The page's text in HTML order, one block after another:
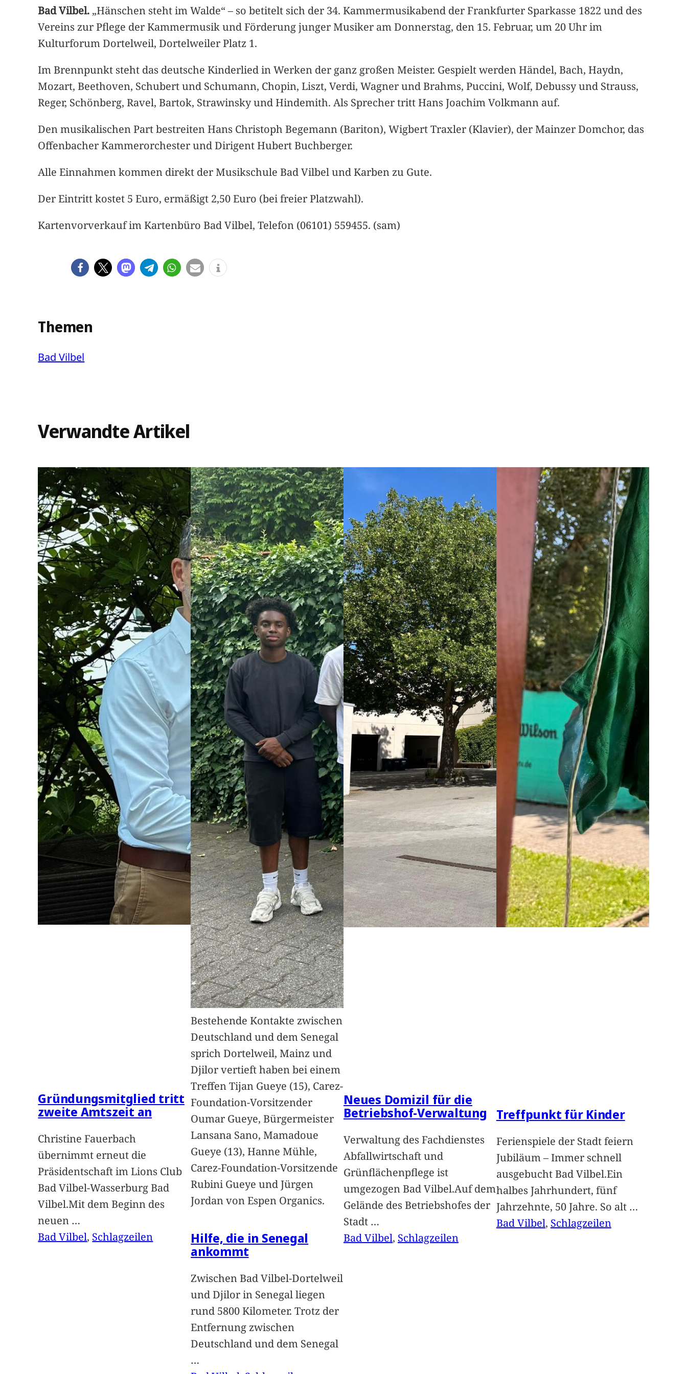
Bad Vilbel. „Hänschen steht im Walde“ – so betitelt sich der 34. Kammermusikabend der Frankfurter Sparkasse 1822 und des
Vereins zur Pflege der Kammermusik und Förderung junger Musiker am Donnerstag, den 15. Februar, um 20 Uhr im
Kulturforum Dortelweil, Dortelweiler Platz 1.
Im Brennpunkt steht das deutsche Kinderlied in Werken der ganz großen Meister. Gespielt werden Händel, Bach, Haydn,
Mozart, Beethoven, Schubert und Schumann, Chopin, Liszt, Verdi, Wagner und Brahms, Puccini, Wolf, Debussy und Strauss,
Reger, Schönberg, Ravel, Bartok, Strawinsky und Hindemith. Als Sprecher tritt Hans Joachim Volkmann auf.
Den musikalischen Part bestreiten Hans Christoph Begemann (Bariton), Wigbert Traxler (Klavier), der Mainzer Domchor, das
Offenbacher Kammerorchester und Dirigent Hubert Buchberger.
Alle Einnahmen kommen direkt der Musikschule Bad Vilbel und Karben zu Gute.
Der Eintritt kostet 5 Euro, ermäßigt 2,50 Euro (bei freier Platzwahl).
Kartenvorverkauf im Kartenbüro Bad Vilbel, Telefon (06101) 559455. (sam)
Themen
Bad Vilbel
Verwandte Artikel
Gründungsmitglied tritt
zweite Amtszeit an
Christine Fauerbach
übernimmt erneut die
Präsidentschaft im Lions Club
Bad Vilbel-Wasserburg Bad
Vilbel.Mit dem Beginn des
neuen …
Bad Vilbel, Schlagzeilen
Bestehende Kontakte zwischen
Deutschland und dem Senegal
sprich Dortelweil, Mainz und
Djilor vertieft haben bei einem
Treffen Tijan Gueye (15), Carez-
Foundation-Vorsitzender
Oumar Gueye, Bürgermeister
Lansana Sano, Mamadoue
Gueye (13), Hanne Mühle,
Carez-Foundation-Vorsitzende
Rubini Gueye und Jürgen
Jordan von Espen Organics.
Hilfe, die in Senegal
ankommt
Zwischen Bad Vilbel-Dortelweil
und Djilor in Senegal liegen
rund 5800 Kilometer. Trotz der
Entfernung zwischen
Deutschland und dem Senegal
…
Neues Domizil für die
Betriebshof-Verwaltung
Verwaltung des Fachdienstes
Abfallwirtschaft und
Grünflächenpflege ist
umgezogen Bad Vilbel.Auf dem
Gelände des Betriebshofes der
Stadt …
Bad Vilbel, Schlagzeilen
Treffpunkt für Kinder
Ferienspiele der Stadt feiern
Jubiläum – Immer schnell
ausgebucht Bad Vilbel.Ein
halbes Jahrhundert, fünf
Jahrzehnte, 50 Jahre. So alt …
Bad Vilbel, Schlagzeilen